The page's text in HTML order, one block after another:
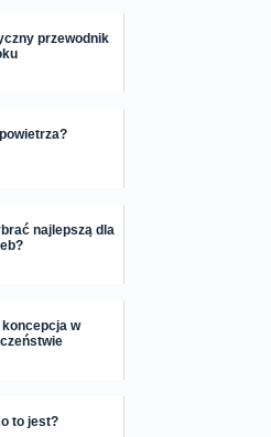
przewodnik
najlepszą dla
w
to jest?